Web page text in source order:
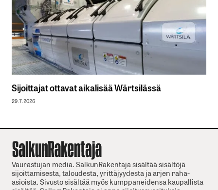
Sijoittajat ottavat aikalisää Wärtsilässä
29.7.2026
Vaurastujan media. SalkunRakentaja sisältää sisältöjä
sijoittamisesta, taloudesta, yrittäjyydesta ja arjen raha-
asioista. Sivusto sisältää myös kumppaneidensa kaupallista